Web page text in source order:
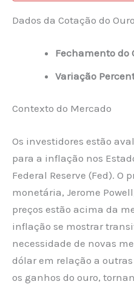
Dados da Cotação do Ouro
Fechamento do
Variação
Contexto do Mercado
Os investidores estão
para a inflação nos
Federal Reserve (Fed). O
monetária, Jerome
preços estão acima da
inflação se mostrar
necessidade de novas
dólar em relação a
os ganhos do ouro,